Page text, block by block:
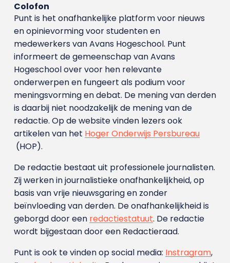
Colofon
Punt is het onafhankelijke platform voor nieuws
en opinievorming voor studenten en
medewerkers van Avans Hoge­school. Punt
informeert de gemeenschap van Avans
Hogeschool over voor hen relevante
onderwerpen en fungeert als podium voor
meningsvorming en debat. De mening van derden
is daarbij niet noodzakelijk de mening van de
redactie. Op de website vinden lezers ook
artikelen van het Hoger Onderwijs Persbureau
(HOP).
De redactie bestaat uit professionele journalisten.
Zij werken in journalistieke onafhankelijkheid, op
basis van vrije nieuwsgaring en zonder
beïnvloeding van derden. De onafhankelijkheid is
geborgd door een redactiestatuut. De redactie
wordt bijgestaan door een Redactieraad.
Punt is ook te vinden op social media: Instragram,